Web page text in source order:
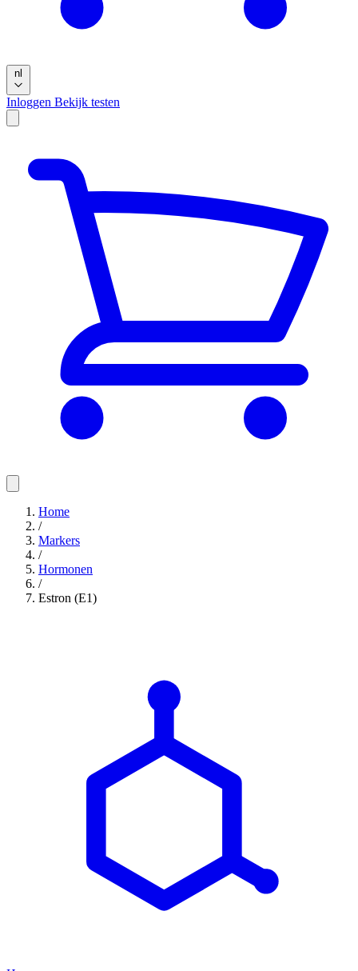
nl
Inloggen Bekijk testen
Home
/
Markers
/
Hormonen
/
Estron (E1)